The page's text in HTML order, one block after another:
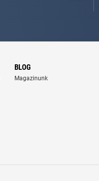
BLOG
Magazinunk